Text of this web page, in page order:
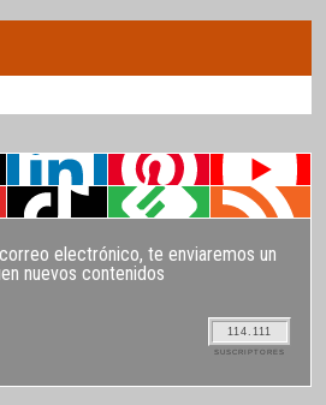
electrónico, te enviaremos un
nuevos contenidos
114.111
SUSCRIPTORES